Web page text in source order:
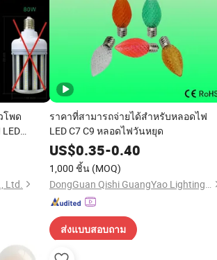
โพด
Mhl ใน
Ltd.
ราคาที่สามารถจ่ายได้สำหรับหลอดไฟ
LED C7 C9 หลอดไฟวันหยุด
US$0.35-0.40
1,000 ชิ้น (MOQ)
DongGuan Qishi GuangYao Lighting Factory
ส่งแบบสอบถาม